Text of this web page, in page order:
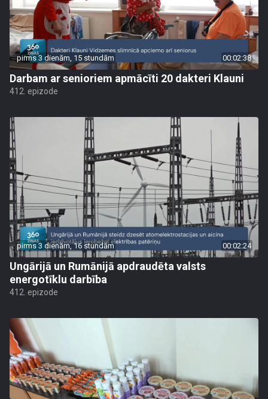
pirms 3 dienām, 15 stundām 00:02:38
Darbam ar senioriem apmācīti 20 dakteri Klauni
412. epizode
pirms 3 dienām, 16 stundām 00:02:24
Ungārijā un Rumānijā apdraudēta valsts
energotīklu darbība
412. epizode